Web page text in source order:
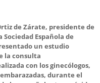
de Zárate, presidente de
Española de
un estudio
la consulta
con los ginecólogos,
durante el